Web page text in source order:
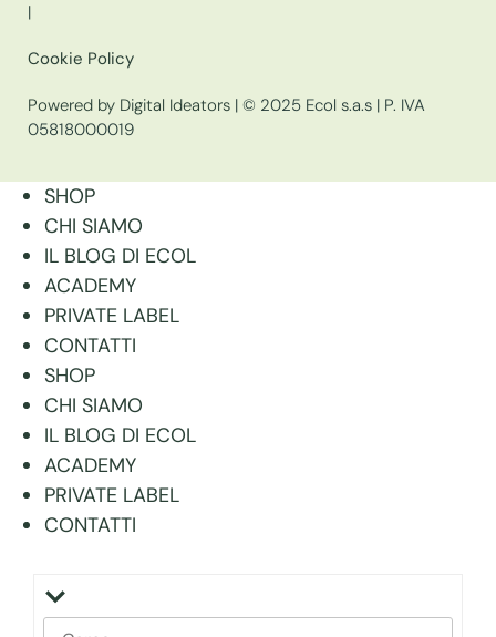
|
Cookie Policy
Powered by Digital Ideators | © 2025 Ecol s.a.s | P. IVA
05818000019
SHOP
CHI SIAMO
IL BLOG DI ECOL
ACADEMY
PRIVATE LABEL
CONTATTI
SHOP
CHI SIAMO
IL BLOG DI ECOL
ACADEMY
PRIVATE LABEL
CONTATTI